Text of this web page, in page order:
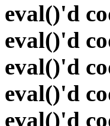
eval()'d
eval()'d
eval()'d
eval()'d
eval()'d